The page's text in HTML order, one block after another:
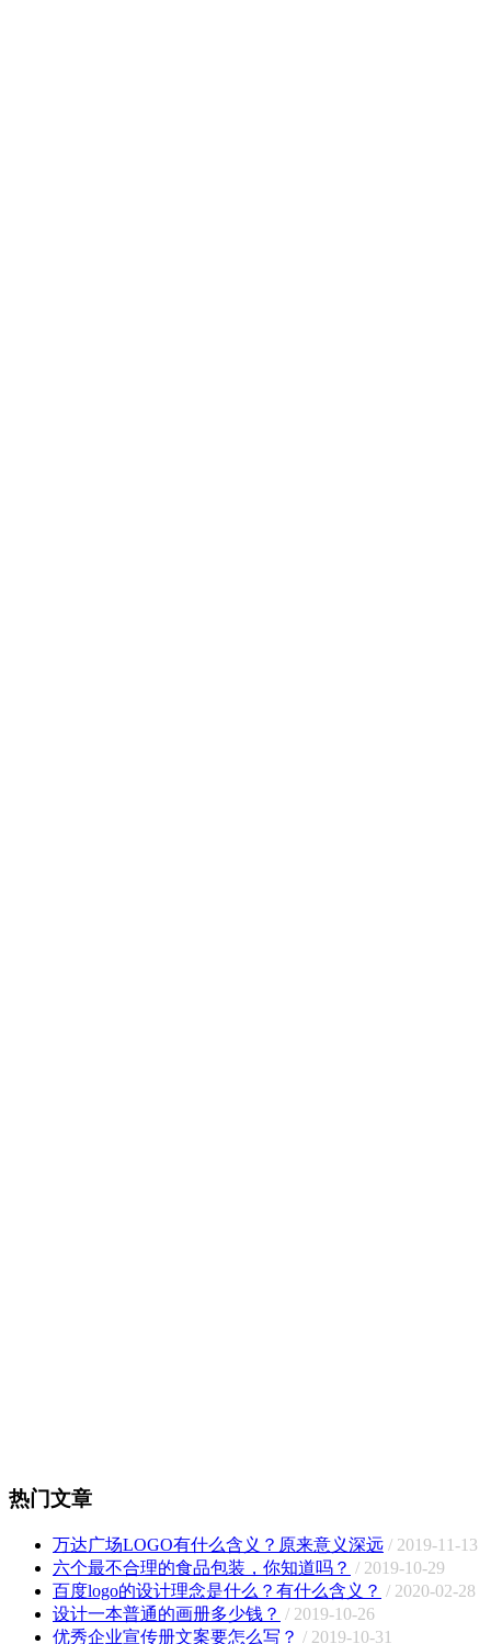
热门文章
万达广场LOGO有什么含义？原来意义深远 / 2019-11-13
六个最不合理的食品包装，你知道吗？ / 2019-10-29
百度logo的设计理念是什么？有什么含义？ / 2020-02-28
设计一本普通的画册多少钱？ / 2019-10-26
优秀企业宣传册文案要怎么写？ / 2019-10-31